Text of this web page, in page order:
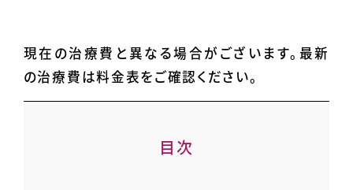
現在の治療費と異なる場合がございます。最新
の治療費は料金表をご確認ください。
目次